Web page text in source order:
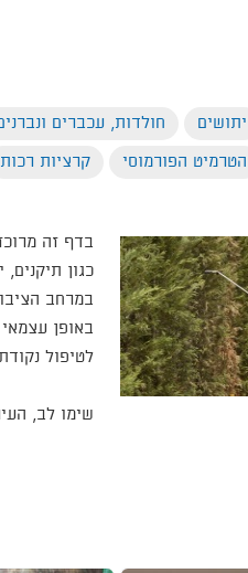
יתושים חולדות, עכברים
הטרמיט הפורמוסי
קרציות רכות
בדף זה
כגון
במרחב
באופן
לטיפול
שימו לב,